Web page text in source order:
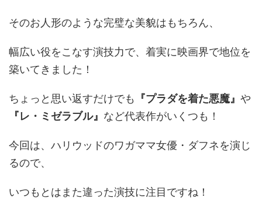
そのお人形のような完璧な美貌はもちろん、
幅広い役をこなす演技力で、着実に映画界で地位を
築いてきました！
ちょっと思い返すだけでも 『プラダを着た悪魔』 や
『レ・ミゼラブル』 など代表作がいくつも！
今回は、ハリウッドのワガママ女優・ダフネを演じ
るので、
いつもとはまた違った演技に注目ですね！